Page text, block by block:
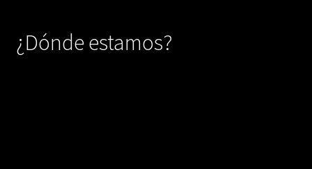
¿Dónde estamos?